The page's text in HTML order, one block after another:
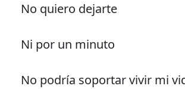
No quiero dejarte
Ni por un minuto
No podría soportar vivir mi